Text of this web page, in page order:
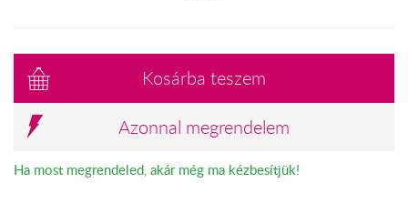
Kosárba teszem
Azonnal megrendelem
Ha most megrendeled, akár még ma kézbesítjük!